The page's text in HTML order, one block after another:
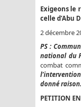
Exigeons le
celle d’Abu
2 décembre
PS :
national du
combat
donné raison.
PETITION